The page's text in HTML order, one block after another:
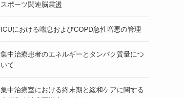
スポーツ関連脳震盪
ICUにおける喘息およびCOPD急性増悪の管理
集中治療患者のエネルギーとタンパク質量につ
いて
集中治療室における終末期と緩和ケアに関する